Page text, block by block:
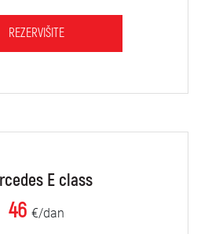
REZERVIŠITE
E class
46 €/dan